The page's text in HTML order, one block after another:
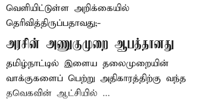
வெளியிட்டுள்ள அறிக்கையில்
தெரிவித்திருப்பதாவது;-
அரசின் அணுகுமுறை ஆபத்தானது
தமிழ்நாட்டில் இளைய தலைமுறையின்
வாக்குகளைப் பெற்று அதிகாரத்திற்கு வந்த
தவெகவின் ஆட்சியில் ...